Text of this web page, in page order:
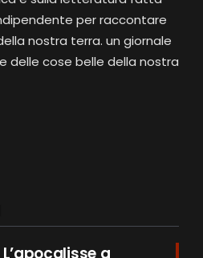
per raccontare
nostra terra. un giornale
delle cose belle della nostra